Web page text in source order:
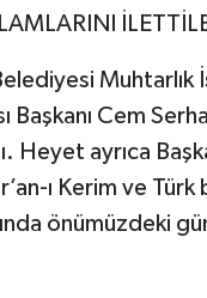
Muhtarlık
Başkanı Cem
Heyet ayrıca
ı Kerim ve
önümüzdeki